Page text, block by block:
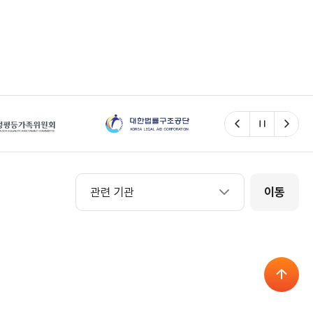
이전 일시정지다음
관련 기관
관련 기관 이동